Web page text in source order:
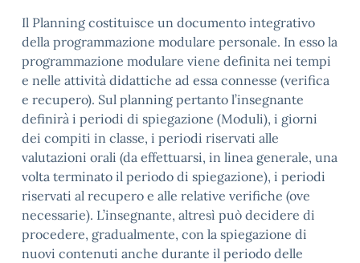
Il Planning costituisce un documento integrativo
della programmazione modulare personale. In esso la
programmazione modulare viene definita nei tempi
e nelle attività didattiche ad essa connesse (verifica
e recupero). Sul planning pertanto l’insegnante
definirà i periodi di spiegazione (Moduli), i giorni
dei compiti in classe, i periodi riservati alle
valutazioni orali (da effettuarsi, in linea generale, una
volta terminato il periodo di spiegazione), i periodi
riservati al recupero e alle relative verifiche (ove
necessarie). L’insegnante, altresì può decidere di
procedere, gradualmente, con la spiegazione di
nuovi contenuti anche durante il periodo delle